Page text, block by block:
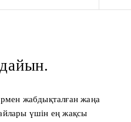
жабдықталған жаңа
үшін ең жақсы